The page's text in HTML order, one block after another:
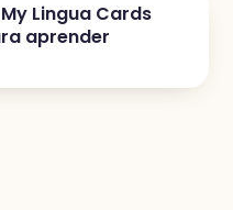
Lingua Cards
aprender